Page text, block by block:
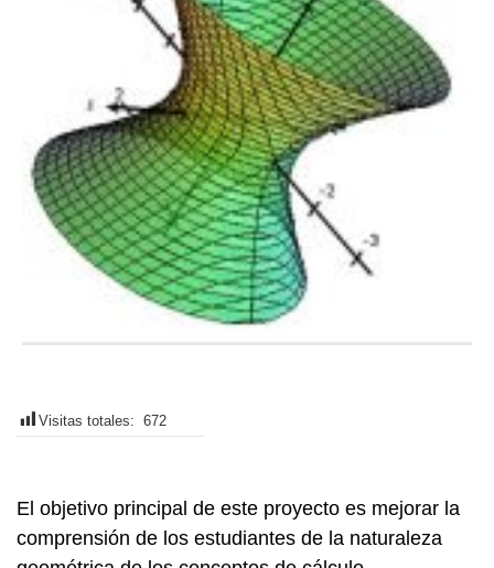
Visitas totales: 672
El objetivo principal de este proyecto es mejorar la
comprensión de los estudiantes de la naturaleza